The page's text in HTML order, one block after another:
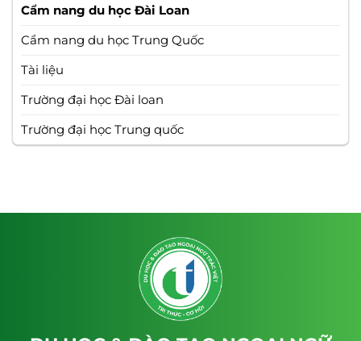
Cẩm nang du học Đài Loan
Cẩm nang du học Trung Quốc
Tài liệu
Trường đại học Đài loan
Trường đại học Trung quốc